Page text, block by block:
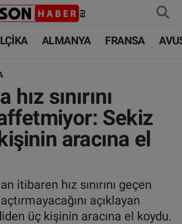
ALMANYA FRANSA
sınırını
Sekiz
aracına el
itibaren hız sınırını geçen
açıklayan
üç kişinin aracına el koydu.
Durumu ve Fikstür